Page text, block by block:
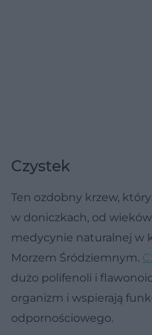
Czystek
Ten ozdobny krzew,
w doniczkach, od
medycynie naturalnej w
Morzem Śródziemnym.
dużo polifenoli i
organizm i wspierają
odpornościowego.